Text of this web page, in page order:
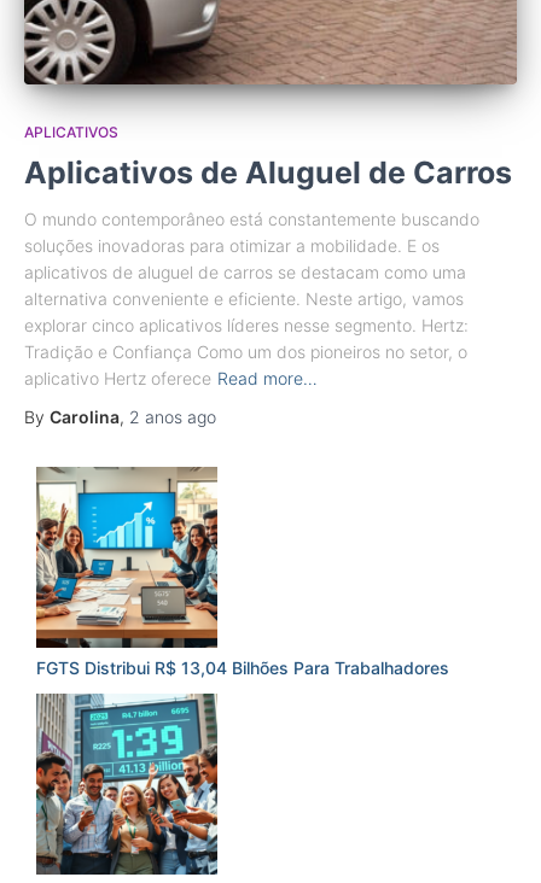
APLICATIVOS
Aplicativos de Aluguel de Carros
O mundo contemporâneo está constantemente buscando
soluções inovadoras para otimizar a mobilidade. E os
aplicativos de aluguel de carros se destacam como uma
alternativa conveniente e eficiente. Neste artigo, vamos
explorar cinco aplicativos líderes nesse segmento. Hertz:
Tradição e Confiança Como um dos pioneiros no setor, o
aplicativo Hertz oferece Read more…
By Carolina, 2 anos ago
FGTS Distribui R$ 13,04 Bilhões Para Trabalhadores